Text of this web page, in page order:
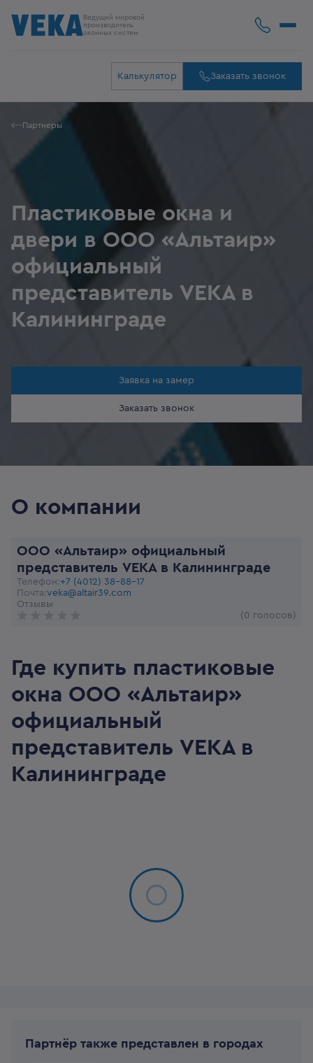
Ведущий мировой
производитель
оконных систем
Калькулятор Заказать звонок
Партнеры
Пластиковые окна и
двери в ООО «Альтаир»
официальный
представитель VEKA в
Калининграде
Заявка на замер
Заказать звонок
О компании
ООО «Альтаир» официальный
представитель VEKA в Калининграде
Телефон:+7 (4012) 38-88-17
Почта:veka@altair39.com
Отзывы
(0 голосов)
Где купить пластиковые
окна ООО «Альтаир»
официальный
представитель VEKA в
Калининграде
Партнёр также представлен в городах